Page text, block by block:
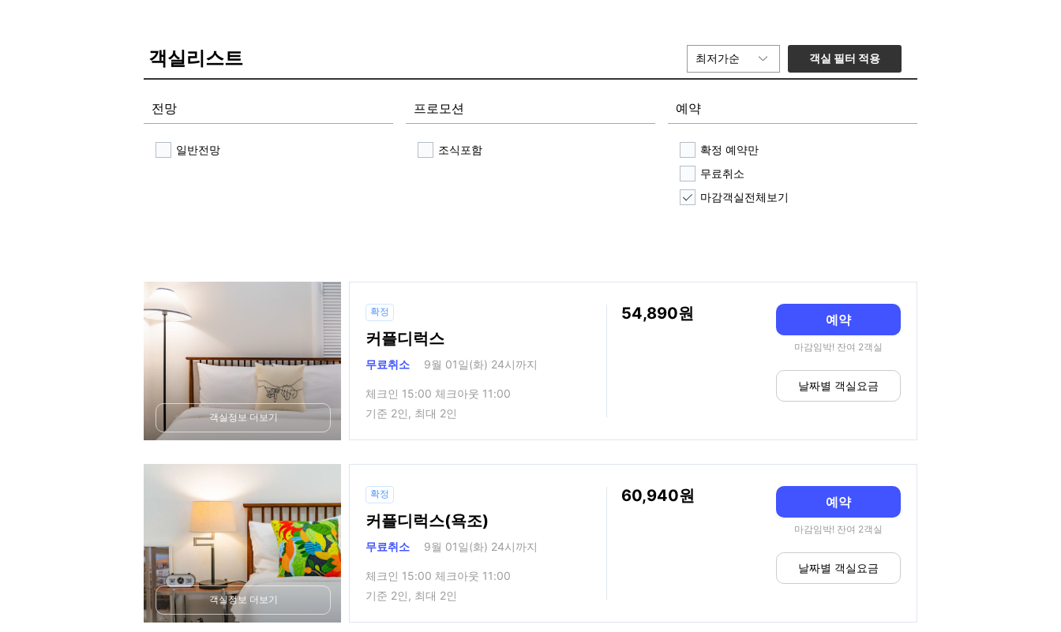
객실리스트 최저가순 객실 필터 적용
전망
일반전망
프로모션
조식포함
예약
확정 예약만
무료취소
마감객실전체보기
객실정보 더보기
확정
커플디럭스
무료취소 9월 01일(화) 24시까지
체크인 15:00 체크아웃 11:00
기준 2인, 최대 2인
54,890 예약
마감임박! 잔여 2객실
날짜별 객실요금
객실정보 더보기
확정
커플디럭스(욕조)
무료취소 9월 01일(화) 24시까지
체크인 15:00 체크아웃 11:00
기준 2인, 최대 2인
60,940 예약
마감임박! 잔여 2객실
날짜별 객실요금